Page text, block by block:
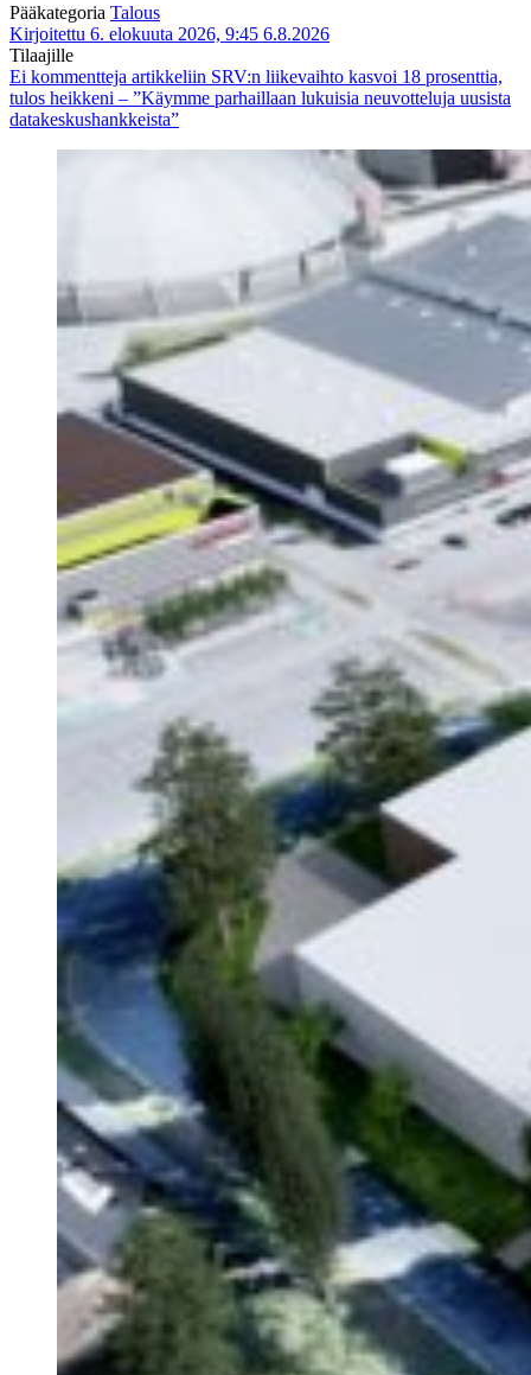
Pääkategoria Talous
Kirjoitettu 6. elokuuta 2026, 9:45 6.8.2026
Tilaajille
Ei kommentteja artikkeliin SRV:n liikevaihto kasvoi 18 prosenttia,
tulos heikkeni – ”Käymme parhaillaan lukuisia neuvotteluja uusista
datakeskushankkeista”